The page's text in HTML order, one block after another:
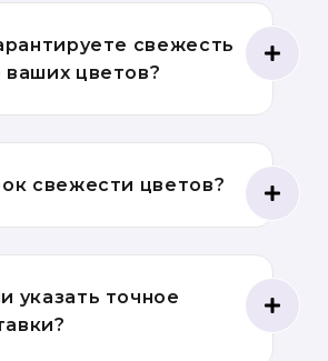
свежесть
ваших цветов?
свежести цветов?
указать точное